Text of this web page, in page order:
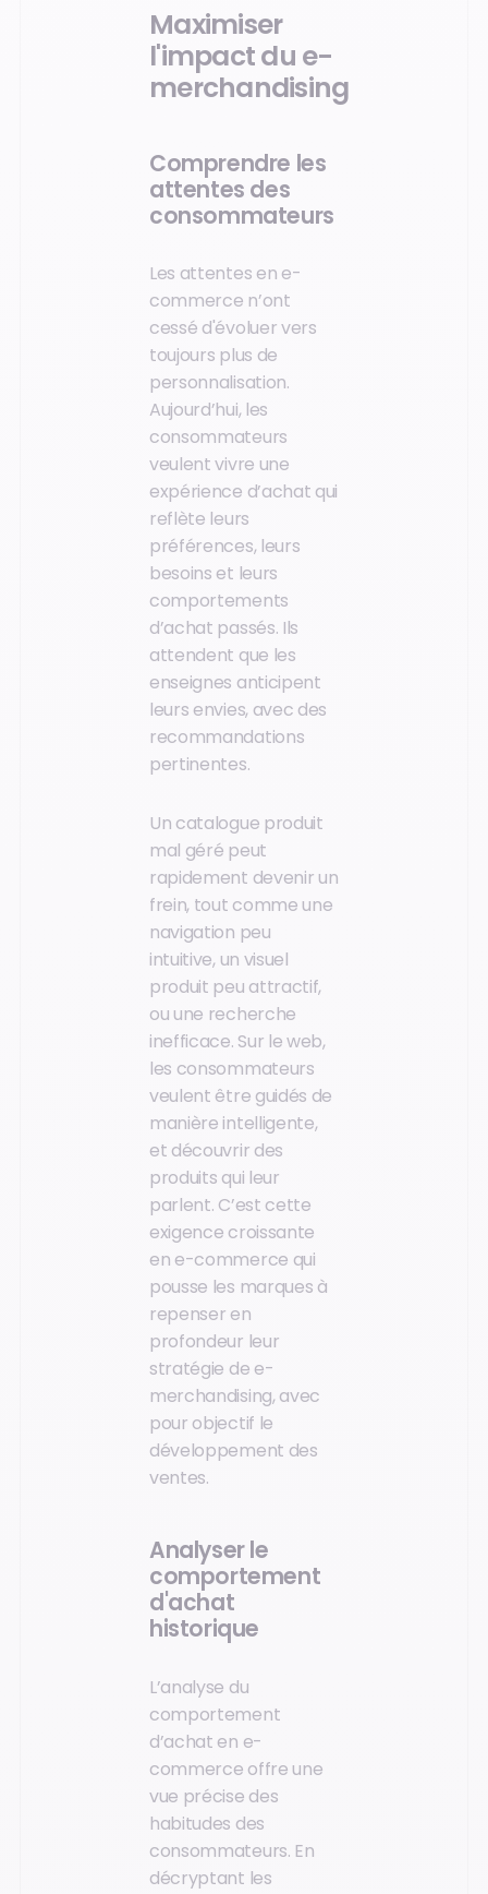
Maximiser
l'impact du e-
merchandising
Comprendre les
attentes des
consommateurs
Les attentes en e-
commerce n’ont
cessé d'évoluer vers
toujours plus de
personnalisation.
Aujourd’hui, les
consommateurs
veulent vivre une
expérience d’achat qui
reflète leurs
préférences, leurs
besoins et leurs
comportements
d’achat passés. Ils
attendent que les
enseignes anticipent
leurs envies, avec des
recommandations
pertinentes.
Un catalogue produit
mal géré peut
rapidement devenir un
frein, tout comme une
navigation peu
intuitive, un visuel
produit peu attractif,
ou une recherche
inefficace. Sur le web,
les consommateurs
veulent être guidés de
manière intelligente,
et découvrir des
produits qui leur
parlent. C’est cette
exigence croissante
en e-commerce qui
pousse les marques à
repenser en
profondeur leur
stratégie de e-
merchandising, avec
pour objectif le
développement des
ventes.
Analyser le
comportement
d'achat
historique
L’analyse du
comportement
d’achat en e-
commerce offre une
vue précise des
habitudes des
consommateurs. En
décryptant les